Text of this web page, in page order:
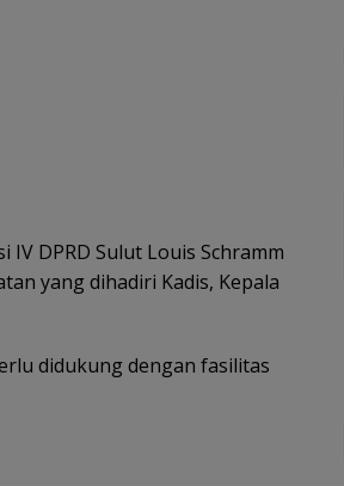
IV DPRD Sulut Louis Schramm
yang dihadiri Kadis, Kepala
didukung dengan fasilitas